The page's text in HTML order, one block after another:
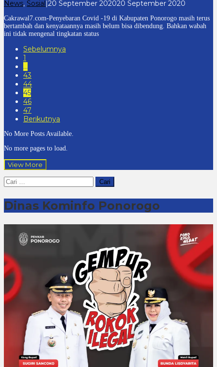
News, Sosial|20 September 202020 September 2020
7
Cakrawal7.com-Penyebaran Covid -19 di Kabupaten Ponorogo masih terus
bertambah dan kenyataannya masih belum bisa dibendung. Bahkan wabah
ini tidak mengenal tingkatan status
Sebelumnya
1
…
43
44
45
46
47
Berikutnya
No More Posts Available.
No more pages to load.
View More
Cari
untuk:
Dinas Kominfo Ponorogo